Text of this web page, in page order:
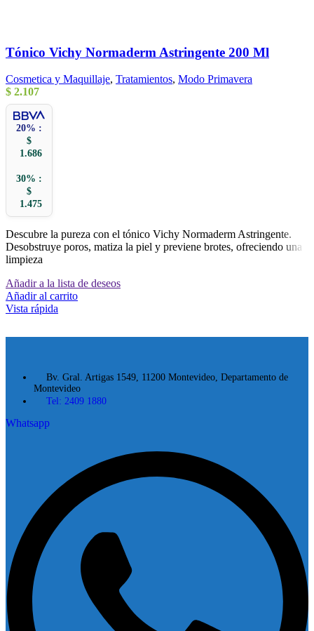
Tónico Vichy Normaderm Astringente 200 Ml
Cosmetica y Maquillaje, Tratamientos, Modo Primavera
$ 2.107
20% :
$
1.686
30% :
$
1.475
Descubre la pureza con el tónico Vichy Normaderm Astringente.
Desobstruye poros, matiza la piel y previene brotes, ofreciendo una
limpieza
Añadir a la lista de deseos
Añadir al carrito
Vista rápida
Bv. Gral. Artigas 1549, 11200 Montevideo, Departamento de
Montevideo
Tel: 2409 1880
Whatsapp